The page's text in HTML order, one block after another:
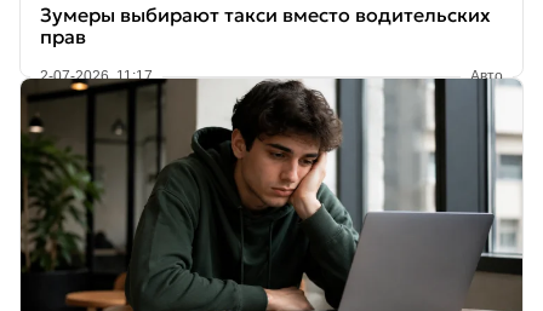
Зумеры выбирают такси вместо водительских
прав
2-07-2026, 11:17 Авто